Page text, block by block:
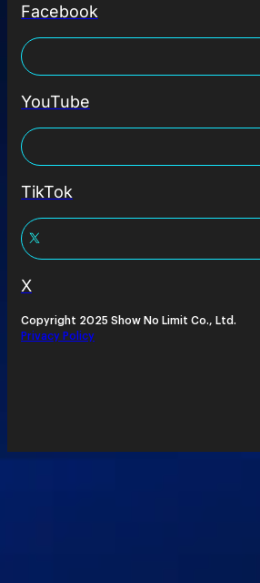
Facebook
YouTube
TikTok
X
Copyright 2025 Show No Limit Co., Ltd.
Privacy Policy